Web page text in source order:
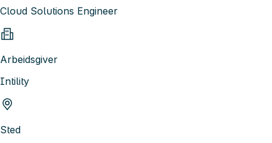
Cloud Solutions Engineer
Arbeidsgiver
Intility
Sted